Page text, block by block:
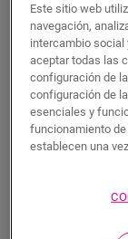
Una
madera
para
En primer
que
proceso
tutoriales.
Este sitio web
navegación,
intercambio social
aceptar todas las
configuración de
configuración de
esenciales y
funcionamiento
establecen una